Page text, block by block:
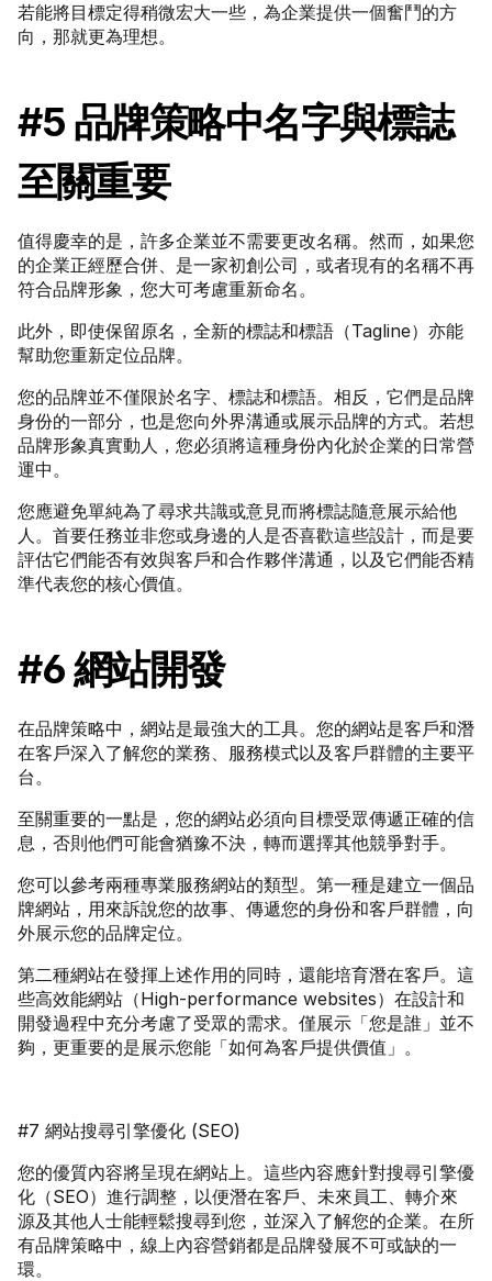
若能將目標定得稍微宏大一些，為企業提供一個奮鬥的方
向，那就更為理想。
#5 品牌策略中名字與標誌
至關重要
值得慶幸的是，許多企業並不需要更改名稱。然而，如果您
的企業正經歷合併、是一家初創公司，或者現有的名稱不再
符合品牌形象，您大可考慮重新命名。
此外，即使保留原名，全新的標誌和標語（Tagline）亦能
幫助您重新定位品牌。
您的品牌並不僅限於名字、標誌和標語。相反，它們是品牌
身份的一部分，也是您向外界溝通或展示品牌的方式。若想
品牌形象真實動人，您必須將這種身份內化於企業的日常營
運中。
您應避免單純為了尋求共識或意見而將標誌隨意展示給他
人。首要任務並非您或身邊的人是否喜歡這些設計，而是要
評估它們能否有效與客戶和合作夥伴溝通，以及它們能否精
準代表您的核心價值。
#6 網站開發
在品牌策略中，網站是最強大的工具。您的網站是客戶和潛
在客戶深入了解您的業務、服務模式以及客戶群體的主要平
台。
至關重要的一點是，您的網站必須向目標受眾傳遞正確的信
息，否則他們可能會猶豫不決，轉而選擇其他競爭對手。
您可以參考兩種專業服務網站的類型。第一種是建立一個品
牌網站，用來訴說您的故事、傳遞您的身份和客戶群體，向
外展示您的品牌定位。
第二種網站在發揮上述作用的同時，還能培育潛在客戶。這
些高效能網站（High-performance websites）在設計和
開發過程中充分考慮了受眾的需求。僅展示「您是誰」並不
夠，更重要的是展示您能「如何為客戶提供價值」。
#7 網站搜尋引擎優化 (SEO)
您的優質內容將呈現在網站上。這些內容應針對搜尋引擎優
化（SEO）進行調整，以便潛在客戶、未來員工、轉介來
源及其他人士能輕鬆搜尋到您，並深入了解您的企業。在所
有品牌策略中，線上內容營銷都是品牌發展不可或缺的一
環。